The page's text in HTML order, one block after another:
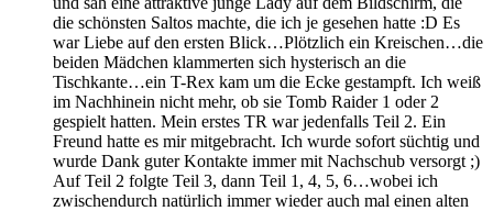
die schönsten Saltos machte, die ich je gesehen hatte :D Es
war Liebe auf den ersten Blick…Plötzlich ein Kreischen…die
beiden Mädchen klammerten sich hysterisch an die
Tischkante…ein T-Rex kam um die Ecke gestampft. Ich weiß
im Nachhinein nicht mehr, ob sie Tomb Raider 1 oder 2
gespielt hatten. Mein erstes TR war jedenfalls Teil 2. Ein
Freund hatte es mir mitgebracht. Ich wurde sofort süchtig und
wurde Dank guter Kontakte immer mit Nachschub versorgt ;)
Auf Teil 2 folgte Teil 3, dann Teil 1, 4, 5, 6…wobei ich
zwischendurch natürlich immer wieder auch mal einen alten